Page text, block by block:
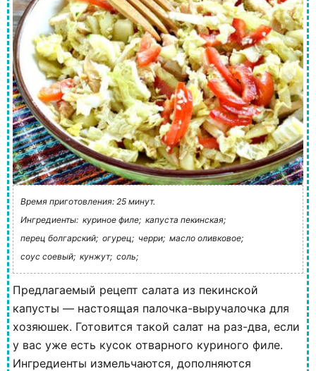
Время приготовления: 25 минут.
Ингредиенты: куриное филе; капуста пекинская;
перец болгарский; огурец; черри; масло оливковое;
соус соевый; кунжут; соль;
Предлагаемый рецепт салата из пекинской
капусты — настоящая палочка-выручалочка для
хозяюшек. Готовится такой салат на раз-два, если
у вас уже есть кусок отварного куриного филе.
Ингредиенты измельчаются, дополняются